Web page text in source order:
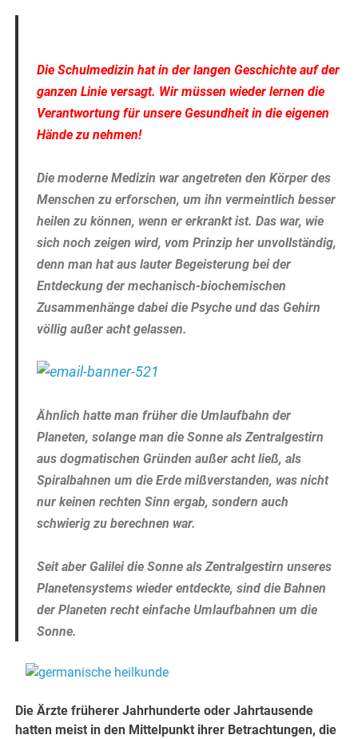
Die Schulmedizin hat in der langen Geschichte auf der
ganzen Linie versagt. Wir müssen wieder lernen die
Verantwortung für unsere Gesundheit in die eigenen
Hände zu nehmen!
Diemoderne Medizin war angetreten den Körper des
Menschen zu erforschen, um ihn vermeintlich besser
heilen zu können, wenn er erkrankt ist. Das war, wie
sich noch zeigen wird, vom Prinzip her unvollständig,
denn man hat aus lauter Begeisterung bei der
Entdeckung der mechanisch-biochemischen
Zusammenhänge dabei die Psyche und das Gehirn
völlig außer acht gelassen.
Ähnlich hatte man früher die Umlaufbahn der
Planeten, solange man die Sonne als Zentralgestirn
aus dogmatischen Gründen außer acht ließ, als
Spiralbahnen um die Erde mißverstanden, was nicht
nur keinen rechten Sinn ergab, sondern auch
schwierig zu berechnen war.
Seit aber Galilei die Sonne als Zentralgestirn unseres
Planetensystems wieder entdeckte, sind die Bahnen
der Planeten recht einfache Umlaufbahnen um die
Sonne.
Die Ärzte früherer Jahrhunderte oder Jahrtausende
hatten meist in den Mittelpunkt ihrer Betrachtungen, die